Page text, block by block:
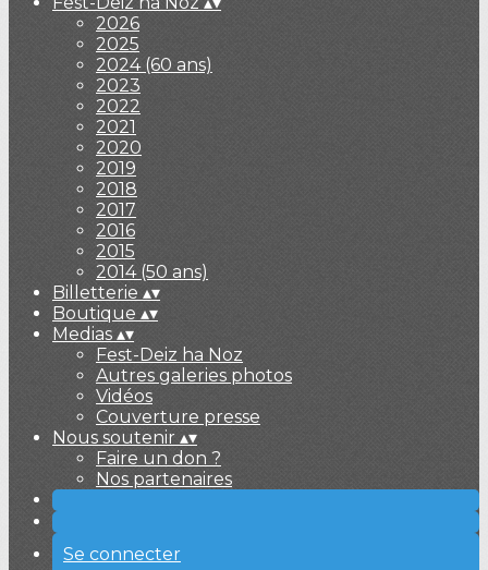
2026
2025
2024 (60 ans)
2023
2022
2021
2020
2019
2018
2017
2016
2015
2014 (50 ans)
Billetterie ▴▾
Boutique ▴▾
Medias ▴▾
Fest-Deiz ha Noz
Autres galeries photos
Vidéos
Couverture presse
Nous soutenir ▴▾
Faire un don ?
Nos partenaires
Se connecter